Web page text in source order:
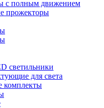
с полным движением
прожекторы
светильники
для света
комплекты